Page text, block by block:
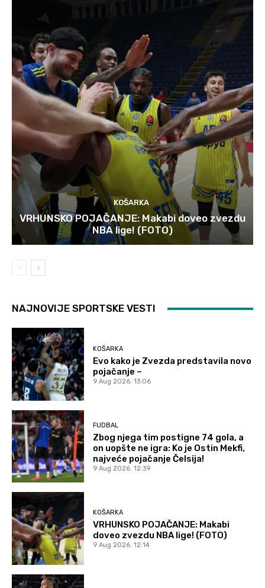
KOŠARKA
VRHUNSKO POJAČANJE: Makabi doveo zvezdu
NBA lige! (FOTO)
NAJNOVIJE SPORTSKE VESTI
KOŠARKA
Evo kako je Zvezda predstavila novo
pojačanje –
9 Aug 2026. 13:06
FUDBAL
Zbog njega tim postigne 74 gola, a
on uopšte ne igra: Ko je Ostin Mekfi,
najveće pojačanje Čelsija!
9 Aug 2026. 12:39
KOŠARKA
VRHUNSKO POJAČANJE: Makabi
doveo zvezdu NBA lige! (FOTO)
9 Aug 2026. 12:14